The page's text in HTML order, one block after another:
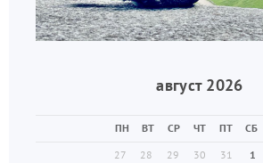
август 2026
ПН ВТ СР ЧТ ПТ СБ
27
28 29 30 31 1